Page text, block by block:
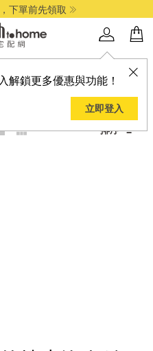
下單前先領取
解鎖更多優惠與功能！
立即登入
仔商品
排序